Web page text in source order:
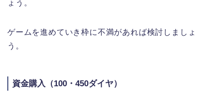
ょう。
ゲームを進めていき枠に不満があれば検討しましょ
う。
資金購入（100・450ダイヤ）